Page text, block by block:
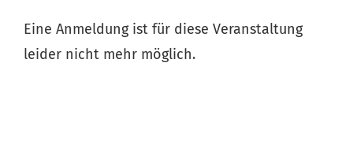
Eine Anmeldung ist für diese Veranstaltung
leider nicht mehr möglich.